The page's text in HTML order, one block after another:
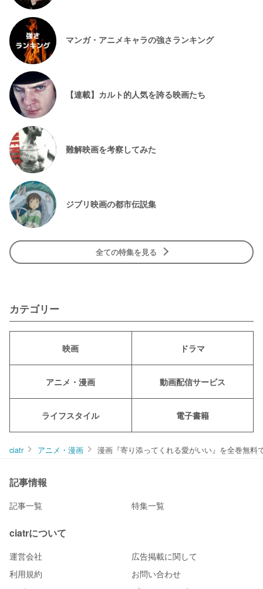
マンガ・アニメキャラの強さランキング
【連載】カルト的人気を誇る映画たち
難解映画を考察してみた
ジブリ映画の都市伝説集
全ての特集を見る
カテゴリー
映画 ドラマ
アニメ・漫画 動画配信サービス
ライフスタイル 電子書籍
ciatr アニメ・漫画 漫画『寄り添ってくれる愛がいい』を全巻無料
記事情報
記事一覧 特集一覧
ciatrについて
運営会社
広告掲載に関して
利用規約
お問い合わせ